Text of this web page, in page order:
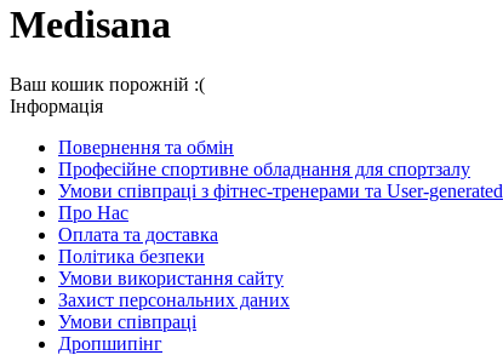
Medisana
Ваш кошик порожній :(
Iнформація
Повернення та обмін
Професійне спортивне обладнання для спортзалу
Умови співпраці з фітнес-тренерами та User-generated
Про Нас
Оплата та доставка
Політика безпеки
Умови використання сайту
Захист персональних даних
Умови співпраці
Дропшипінг